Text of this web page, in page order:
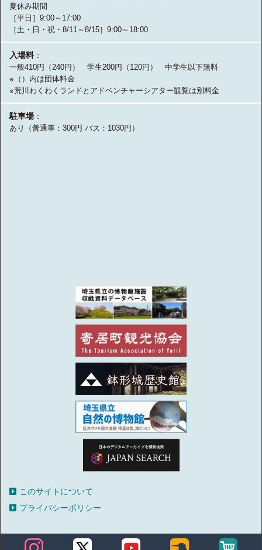
夏休み期間
［平日］9:00～17:00
［土・日・祝・8/11～8/15］9:00～18:00
入場料：
一般410円（240円） 学生200円（120円） 中学生以下無料
※（）内は団体料金
※荒川わくわくランドとアドベンチャーシアター観覧は別料金
駐車場：
あり（普通車：300円 バス：1030円）
このサイトについて
プライバシーポリシー